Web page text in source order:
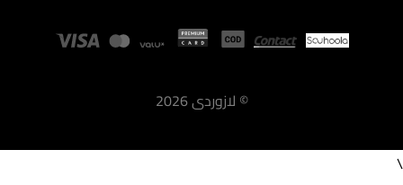
© لازوردى2026
\